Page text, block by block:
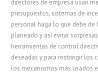
directores de empresa usan
presupuestos, sistemas de
personal haga lo que debe de
planeado y así evitar
herramientas de control
deseadas y para restringir los
los mecanismos más usados